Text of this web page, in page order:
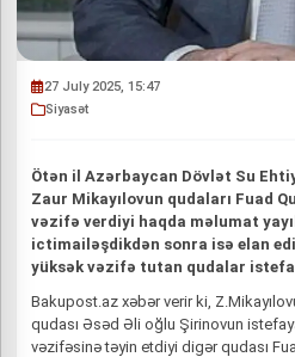
27 July 2025, 15:47
Siyasət
Ötən il Azərbaycan Dövlət Su
Zaur Mikayılovun qudaları Fuad
vəzifə verdiyi haqda məlumat
ictimailəşdikdən sonra isə elan
yüksək vəzifə tutan qudalar
Bakupost.az xəbər verir ki,
qudası Əsəd Əli oğlu Şirinovun
vəzifəsinə təyin etdiyi digər qudası